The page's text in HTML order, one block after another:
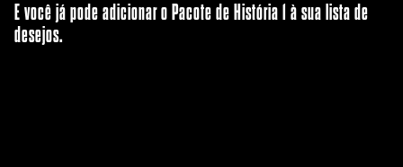
E você já pode adicionar o Pacote de História 1 à sua lista de
desejos.